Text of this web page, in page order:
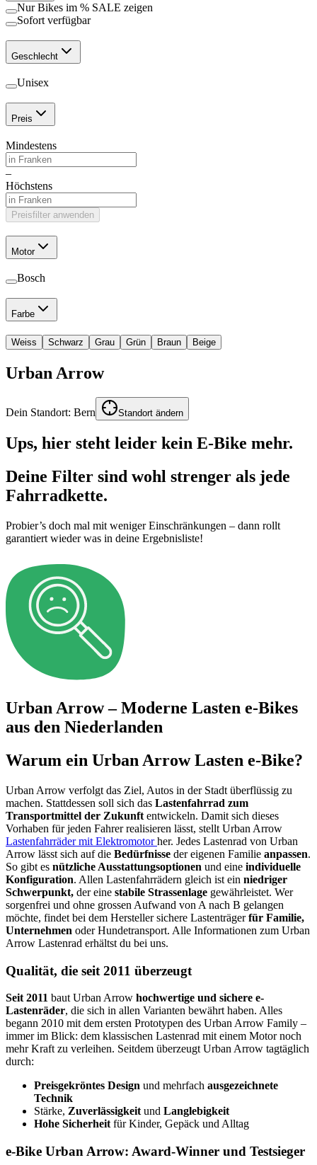
Nur Bikes im % SALE zeigen
Sofort verfügbar
Geschlecht
Unisex
Preis
Mindestens
–
Höchstens
Preisfilter anwenden
Motor
Bosch
Farbe
Weiss Schwarz Grau Grün Braun Beige
Urban Arrow
Dein Standort: Bern Standort ändern
Ups, hier steht leider kein E-Bike mehr.
Deine Filter sind wohl strenger als jede
Fahrradkette.
Probier’s doch mal mit weniger Einschränkungen – dann rollt
garantiert wieder was in deine Ergebnisliste!
Urban Arrow – Moderne Lasten e-Bikes
aus den Niederlanden
Warum ein Urban Arrow Lasten e-Bike?
Urban Arrow verfolgt das Ziel, Autos in der Stadt überflüssig zu
machen. Stattdessen soll sich das Lastenfahrrad zum
Transportmittel der Zukunft entwickeln. Damit sich dieses
Vorhaben für jeden Fahrer realisieren lässt, stellt Urban Arrow
Lastenfahrräder mit Elektromotorher. Jedes Lastenrad von Urban
Arrow lässt sich auf die Bedürfnisse der eigenen Familie anpassen.
So gibt es nützliche Ausstattungsoptionen und eine individuelle
Konfiguration. Allen Lastenfahrrädern gleich ist ein niedriger
Schwerpunkt, der eine stabile Strassenlage gewährleistet. Wer
sorgenfrei und ohne grossen Aufwand von A nach B gelangen
möchte, findet bei dem Hersteller sichere Lastenträgerfür Familie,
Unternehmen oder Hundetransport. Alle Informationen zum Urban
Arrow Lastenrad erhältst du bei uns.
Qualität, die seit 2011 überzeugt
Seit 2011 baut Urban Arrow hochwertige und sichere e-
Lastenräder, die sich in allen Varianten bewährt haben. Alles
begann 2010 mit dem ersten Prototypen des Urban Arrow Family –
immer im Blick: dem klassischen Lastenrad mit einem Motor noch
mehr Kraft zu verleihen. Seitdem überzeugt Urban Arrow tagtäglich
durch:
Preisgekröntes Design und mehrfach ausgezeichnete
Technik
Stärke, Zuverlässigkeitund Langlebigkeit
Hohe Sicherheitfür Kinder, Gepäck und Alltag
e-Bike Urban Arrow: Award-Winner und Testsieger